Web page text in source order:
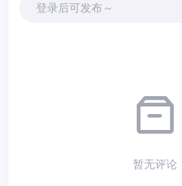
登录后可发布～
暂无评论